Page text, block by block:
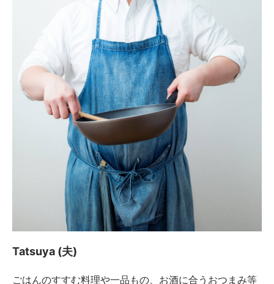
Tatsuya (夫)
ごはんのすすむ料理や一品もの、お酒に合うおつまみ等